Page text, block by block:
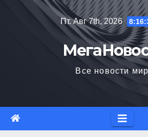
Пт. Авг 7th, 2026
Все новости